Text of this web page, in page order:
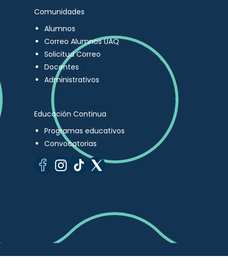
Comunidades
Alumnos
Correo Alumnos UAQ
Solicitud Correo
Docentes
Administrativos
Educación Continua
Programas educativos
Convocatorias